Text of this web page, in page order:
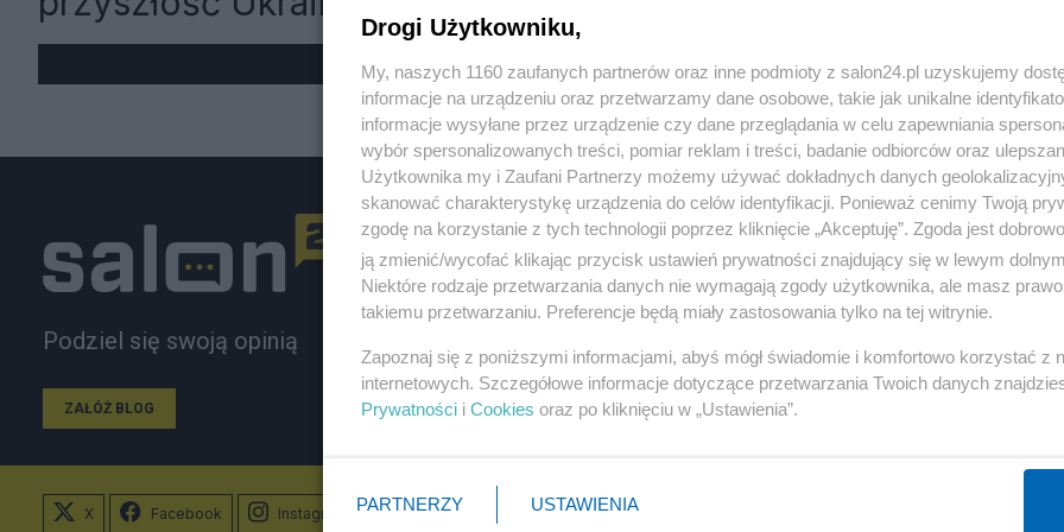
« WRÓĆ DO NOTKI
Podziel się swoją opinią
ZAŁÓŻ BLOG
Polityka
PiS
Rząd
NATO
KO
Gospodarka
Biznes
Pieniądze
Inwestycje
Podatki
X Facebook Instagram
Drogi Użytkowniku,
My, naszych 1160 zaufanych partnerów oraz inne podmioty z salon24.pl uzyskujemy
informacje na urządzeniu oraz przetwarzamy dane osobowe, takie jak unikalne
informacje wysyłane przez urządzenie czy dane przeglądania w celu zapewniania
wybór spersonalizowanych treści, pomiar reklam i treści, badanie odbiorców oraz
Użytkownika my i Zaufani Partnerzy możemy używać dokładnych danych
skanować charakterystykę urządzenia do celów identyfikacji. Ponieważ cenimy Twoją
zgodę na korzystanie z tych technologii poprzez kliknięcie „Akceptuję”. Zgoda jest
ją zmienić/wycofać klikając przycisk ustawień prywatności znajdujący się w lewym
Niektóre rodzaje przetwarzania danych nie wymagają zgody użytkownika, ale masz
takiemu przetwarzaniu. Preferencje będą miały zastosowania tylko na tej witrynie.
Zapoznaj się z poniższymi informacjami, abyś mógł świadomie i komfortowo korzystać z
internetowych. Szczegółowe informacje dotyczące przetwarzania Twoich danych
Prywatności i Cookies oraz po kliknięciu w „Ustawienia”.
PARTNERZY USTAWIENIA